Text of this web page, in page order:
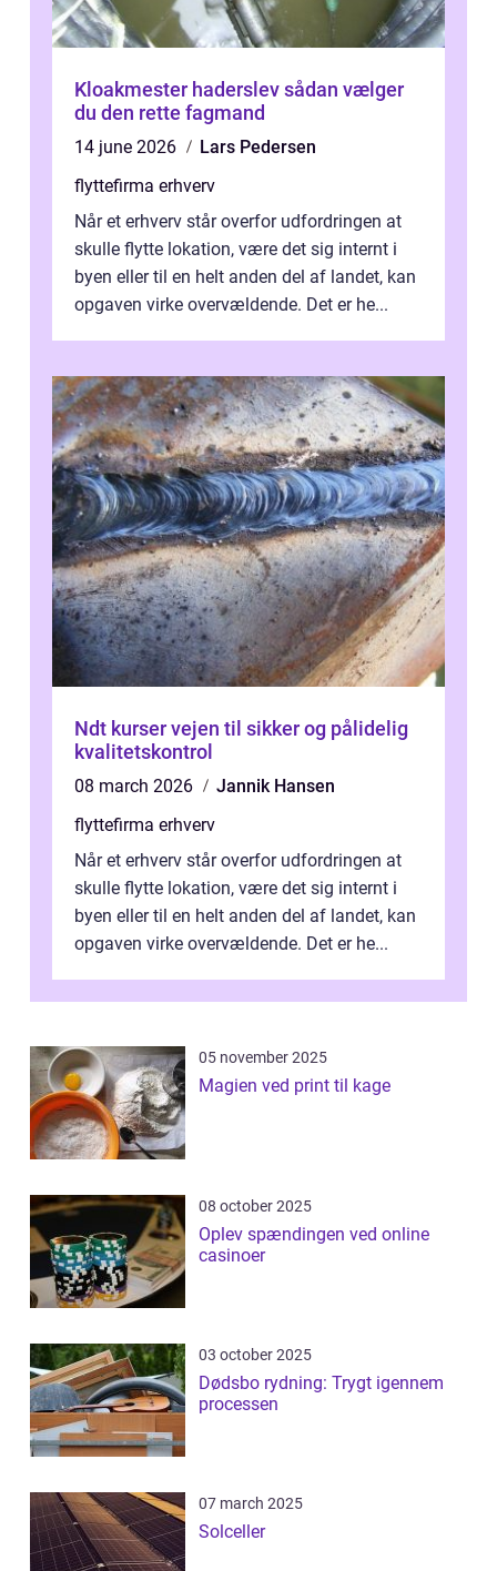
Kloakmester haderslev sådan vælger
du den rette fagmand
14 june 2026
Lars Pedersen
flyttefirma erhverv
Når et erhverv står overfor udfordringen at
skulle flytte lokation, være det sig internt i
byen eller til en helt anden del af landet, kan
opgaven virke overvældende. Det er he...
Ndt kurser vejen til sikker og pålidelig
kvalitetskontrol
08 march 2026
Jannik Hansen
flyttefirma erhverv
Når et erhverv står overfor udfordringen at
skulle flytte lokation, være det sig internt i
byen eller til en helt anden del af landet, kan
opgaven virke overvældende. Det er he...
05 november 2025
Magien ved print til kage
08 october 2025
Oplev spændingen ved online
casinoer
03 october 2025
Dødsbo rydning: Trygt igennem
processen
07 march 2025
Solceller